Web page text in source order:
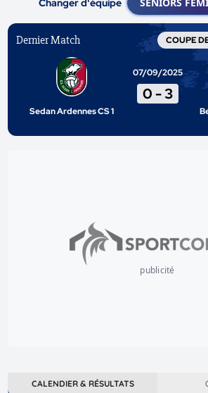
Changer d'équipe
Dernier Match COUPE
Sedan Ardennes CS 1
07/09/2025
0- 3
publicité
CALENDIER & RÉSULTATS